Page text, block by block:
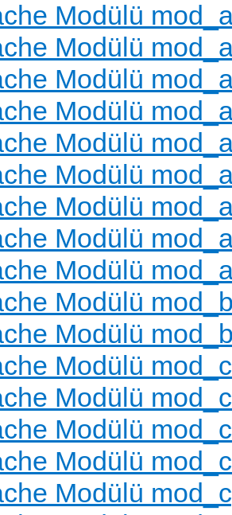
Modülü
Modülü
Modülü
Modülü
Modülü
Modülü
Modülü
Modülü
Modülü
Modülü
Modülü
Modülü
Modülü
Modülü
Modülü
Modülü